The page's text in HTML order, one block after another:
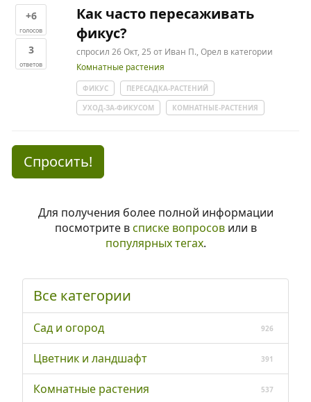
+6
голосов
3
ответов
Как часто пересаживать
фикус?
спросил 26 Окт, 25 от Иван П., Орел в категории
Комнатные растения
ФИКУС
ПЕРЕСАДКА-РАСТЕНИЙ
УХОД-ЗА-ФИКУСОМ
КОМНАТНЫЕ-РАСТЕНИЯ
Спросить!
Для получения более полной информации
посмотрите всписке вопросовили в
популярных тегах.
Все категории
Сад и огород 926
Цветник и ландшафт 391
Комнатные растения 537